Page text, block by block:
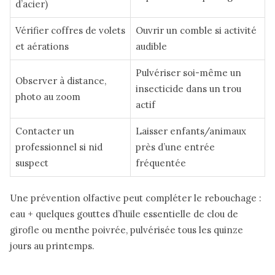
d’acier)
Vérifier coffres de volets
et aérations
Ouvrir un comble si activité
audible
Observer à distance,
photo au zoom
Pulvériser soi-même un
insecticide dans un trou
actif
Contacter un
professionnel si nid
suspect
Laisser enfants/animaux
près d’une entrée
fréquentée
Une prévention olfactive peut compléter le rebouchage :
eau + quelques gouttes d’huile essentielle de clou de
girofle ou menthe poivrée, pulvérisée tous les quinze
jours au printemps.